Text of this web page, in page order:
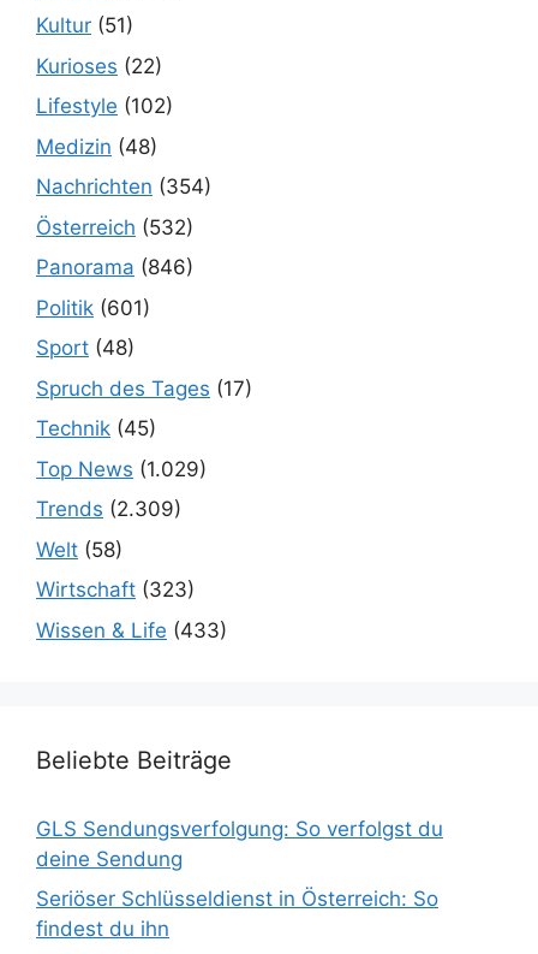
Kultur (51)
Kurioses (22)
Lifestyle (102)
Medizin (48)
Nachrichten (354)
Österreich (532)
Panorama (846)
Politik (601)
Sport (48)
Spruch des Tages (17)
Technik (45)
Top News (1.029)
Trends (2.309)
Welt (58)
Wirtschaft (323)
Wissen & Life (433)
Beliebte Beiträge
GLS Sendungsverfolgung: So verfolgst du
deine Sendung
Seriöser Schlüsseldienst in Österreich: So
findest du ihn